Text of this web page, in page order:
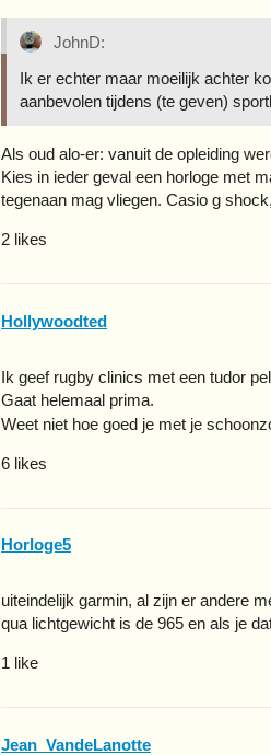
JohnD:
Ik er echter maar moeilijk achter
aanbevolen tijdens (te geven)
Als oud alo-er: vanuit de opleiding
Kies in ieder geval een horloge met
tegenaan mag vliegen. Casio g
2 likes
Hollywoodted
Ik geef rugby clinics met een tudor
Gaat helemaal prima.
Weet niet hoe goed je met je
6 likes
Horloge5
uiteindelijk garmin, al zijn er andere
qua lichtgewicht is de 965 en als je
1 like
Jean_VandeLanotte